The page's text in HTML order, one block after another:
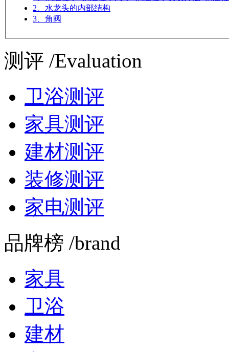
2、水龙头的内部结构
3、角阀
测评 /Evaluation
卫浴测评
家具测评
建材测评
装修测评
家电测评
品牌榜 /brand
家具
卫浴
建材